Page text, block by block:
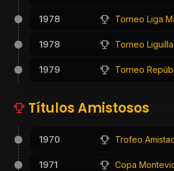
1978 Torneo Liga
1978 Torneo
1979 Torneo
Títulos Amistosos
1970 Trofeo
1971 Copa